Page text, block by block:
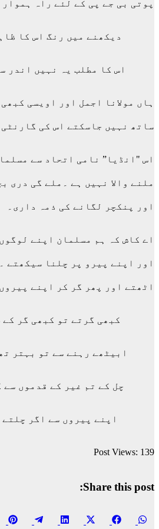
پوتی بی جے پی کے لئے راہ ہموار
دیکھنے میں رنگ اس کا
اس کا مطلب یہ نہیں اندر
ہاں مولانا اجمل اور اویسی
ساتھ نہیں جاسکتے اس کی گارنٹی
اس "انڈیا” نامی اتحاد سے
ملنے والا نہیں ہے ۔ملے گی دری
اور پنکچر لگانے کی ذمہ داری۔
اے کاش کہ ہم مسلمان اپنے
اور اپنے پیرو پر چلنا سیکھتے
اٹھتے اور پھر گر کر اپنے
کبھی گرتے تو کبھی گر
ابیٹھے رہنے سے تو بہتر
چل کے تم غیر کے قدموں سے
اپنے پیروں سے اگر
Post Views: 139
Share this post:
Share
Share
Share
Share
Share